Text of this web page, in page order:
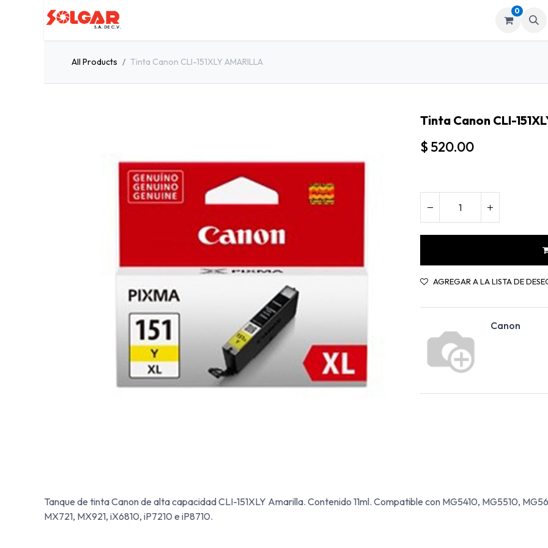
0
All Products Tinta Canon CLI-151XLY AMARILLA
Tinta Canon CLI-
$520.00
AGREGAR A LA LISTA DE
Canon
Tanque de tinta Canon de alta capacidad CLI-151XLY Amarilla. Contenido 11ml. Compatible con MG5410, MG5510,
MX721, MX921, iX6810, iP7210 e iP8710.